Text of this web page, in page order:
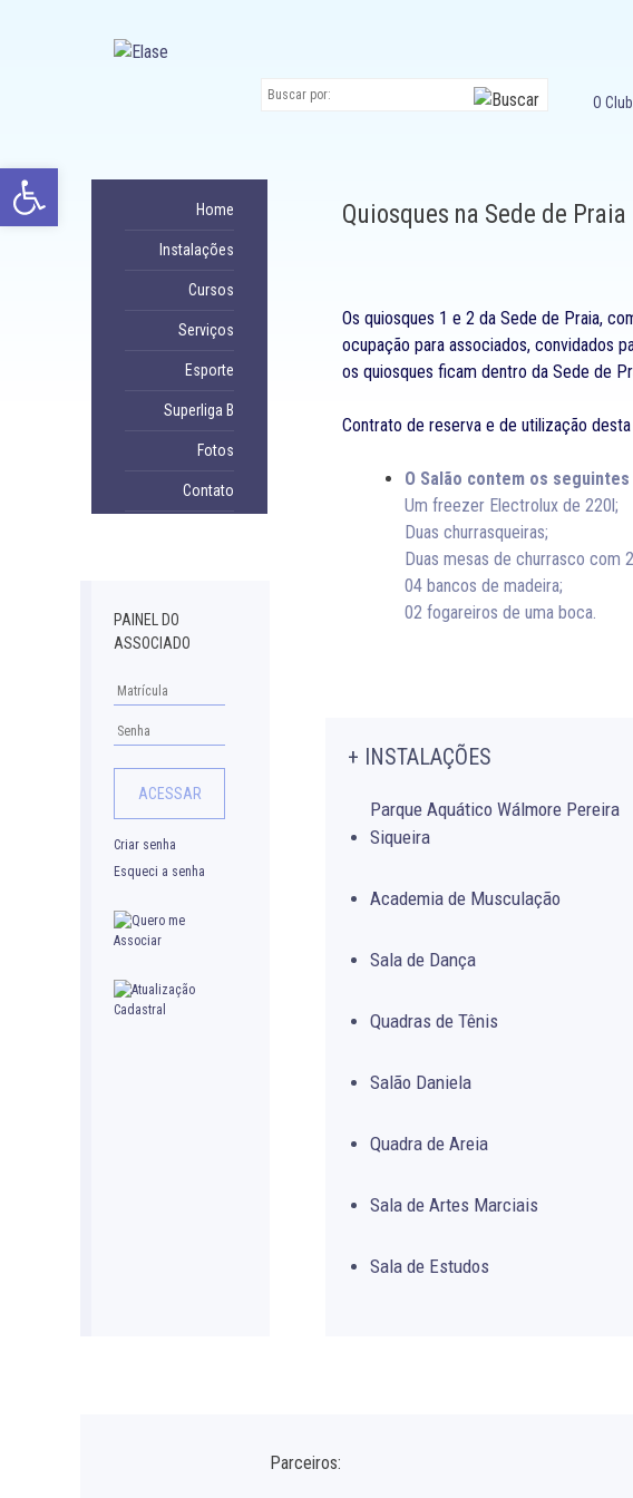
O
Quiosques na Sede de Praia
Os quiosques 1 e 2 da Sede de Praia,
ocupação para associados, convidados
os quiosques ficam dentro da Sede de
Contrato de reserva e de utilização desta
O Salão contem os
Um freezer Electrolux de 220l;
Duas churrasqueiras;
Duas mesas de churrasco com
04 bancos de madeira;
02 fogareiros de uma boca.
+ INSTALAÇÕES
Parque Aquático Wálmore Pereira
Siqueira
Academia de Musculação
Sala de Dança
Quadras de Tênis
Salão Daniela
Quadra de Areia
Sala de Artes Marciais
Sala de Estudos
Home
Instalações
Cursos
Serviços
Esporte
Superliga B
Fotos
Contato
PAINEL DO
ASSOCIADO
Criar senha
Esqueci a senha
Parceiros:
Abrir a barra de ferramentas